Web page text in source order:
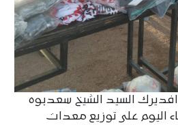
السيد الشيخ سعدبوه
اليوم على توزيع معدات